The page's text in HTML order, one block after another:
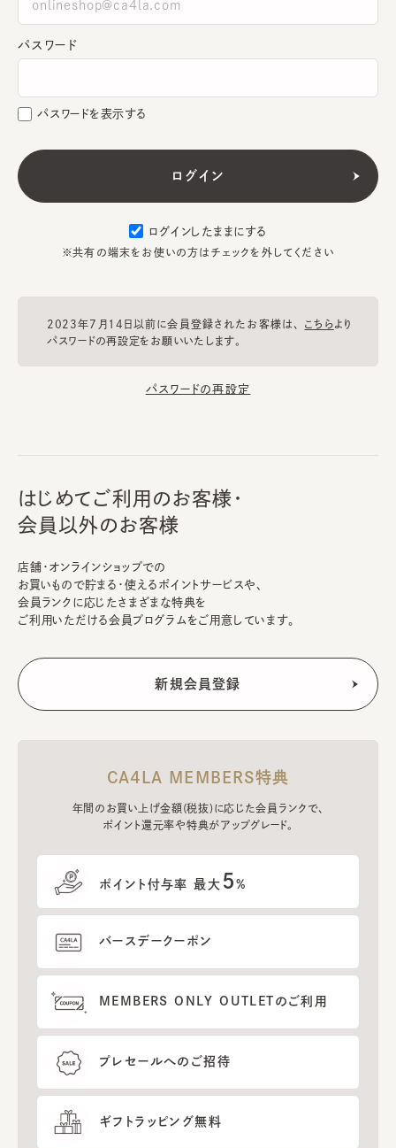
パスワード
パスワードを表示する
ログインしたままにする
※共有の端末をお使いの方はチェックを外してください
2023年7月14日以前に会員登録されたお客様は、 こちらより
パスワードの再設定をお願いいたします。
パスワードの再設定
はじめてご利用のお客様・
会員以外のお客様
店舗・オンラインショップでの
お買いもので貯まる・使えるポイントサービスや、
会員ランクに応じたさまざまな特典を
ご利用いただける会員プログラムをご用意しています。
CA4LA MEMBERS特典
年間のお買い上げ金額(税抜)に応じた会員ランクで、
ポイント還元率や特典がアップグレード。
ポイント付与率 最大 5%
バースデークーポン
MEMBERS ONLY OUTLETのご利用
プレセールへのご招待
ギフトラッピング無料